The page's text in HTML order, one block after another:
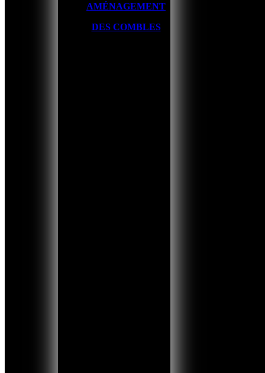
AMÉNAGEMENT
DES COMBLES